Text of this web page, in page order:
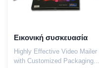
Εικονική συσκευασία
Highly Effective Video Mailer
with Customized Packaging